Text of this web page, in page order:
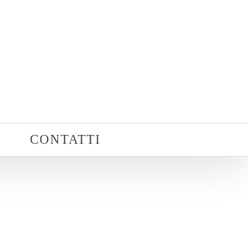
CONTATTI